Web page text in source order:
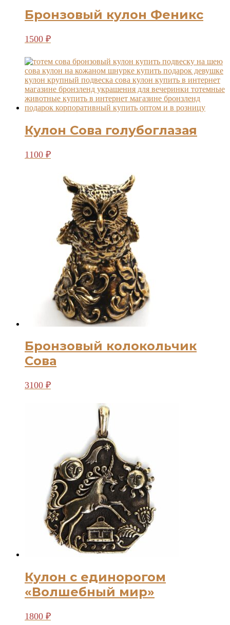
Бронзовый кулон Феникс
1500 ₽
Кулон Сова голубоглазая
1100 ₽
Бронзовый колокольчик
Сова
3100 ₽
Кулон с единорогом
«Волшебный мир»
1800 ₽